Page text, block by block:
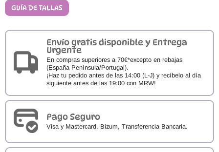
GUÍA DE TALLAS
Envío gratis disponible y Entrega
Urgente
En compras superiores a 70€*excepto en rebajas
(España Península/Portugal).
¡Haz tu pedido antes de las 14:00 (L-J) y recíbelo al día
siguiente antes de las 19:00 con MRW!
Pago Seguro
Visa y Mastercard, Bizum, Transferencia Bancaria.